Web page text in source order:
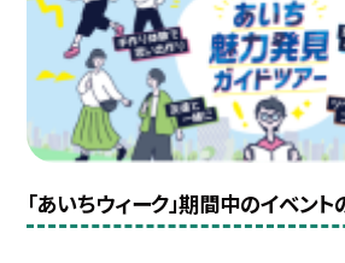
「あいちウィーク」期間中のイベン